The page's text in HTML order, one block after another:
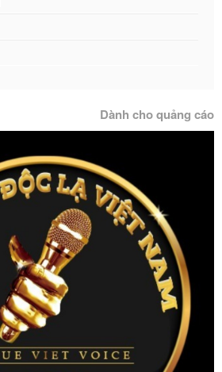
Dành cho quảng cáo